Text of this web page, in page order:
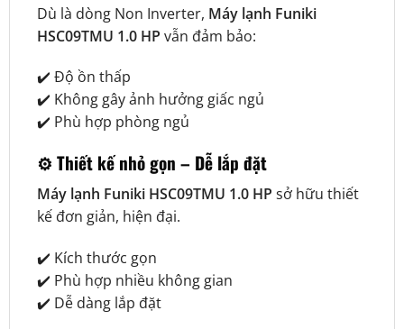
Dù là dòng Non Inverter, Máy lạnh Funiki
HSC09TMU 1.0 HP vẫn đảm bảo:
✔️ Độ ồn thấp
✔️ Không gây ảnh hưởng giấc ngủ
✔️ Phù hợp phòng ngủ
⚙️ Thiết kế nhỏ gọn – Dễ lắp đặt
Máy lạnh Funiki HSC09TMU 1.0 HP sở hữu thiết
kế đơn giản, hiện đại.
✔️ Kích thước gọn
✔️ Phù hợp nhiều không gian
✔️ Dễ dàng lắp đặt